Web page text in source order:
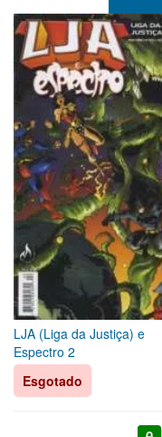
LJA (Liga da Justiça) e
Espectro 2
Esgotado